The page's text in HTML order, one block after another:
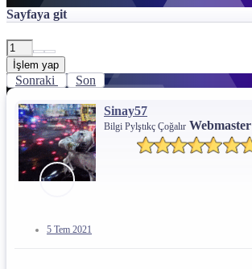
Sayfaya git
İşlem yap
Sonraki Son
Sinay57
Bilgi Pylştıkç Çoğalır Webmaster
5 Tem 2021